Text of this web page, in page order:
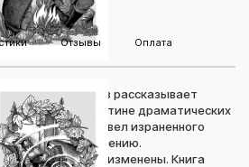
Отзывы Оплата
Тагызаде Абасов рассказывает
полную поистине драматических
из которых привел израненного
и преображению.
персонажей изменены. Книга